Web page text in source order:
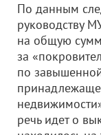
По данным
руководству
на общую
за
по
речь идет о